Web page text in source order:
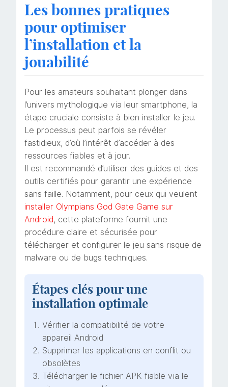
Les bonnes pratiques
pour optimiser
l’installation et la
jouabilité
Pour les amateurs souhaitant plonger dans
l’univers mythologique via leur smartphone, la
étape cruciale consiste à bien installer le jeu.
Le processus peut parfois se révéler
fastidieux, d’où l’intérêt d’accéder à des
ressources fiables et à jour.
Il est recommandé d’utiliser des guides et des
outils certifiés pour garantir une expérience
sans faille. Notamment, pour ceux qui veulent
installer Olympians God Gate Game sur
Android, cette plateforme fournit une
procédure claire et sécurisée pour
télécharger et configurer le jeu sans risque de
malware ou de bugs techniques.
Étapes clés pour une
installation optimale
Vérifier la compatibilité de votre
appareil Android
Supprimer les applications en conflit ou
obsolètes
Télécharger le fichier APK fiable via le